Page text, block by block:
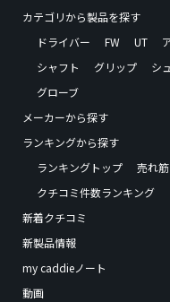
カテゴリから製品を探す
ドライバー
FW UT
シャフト
グリップ シ
グローブ
メーカーから探す
ランキングから探す
ランキングトップ
売れ
クチコミ件数ランキング
新着クチコミ
新製品情報
my caddieノート
動画